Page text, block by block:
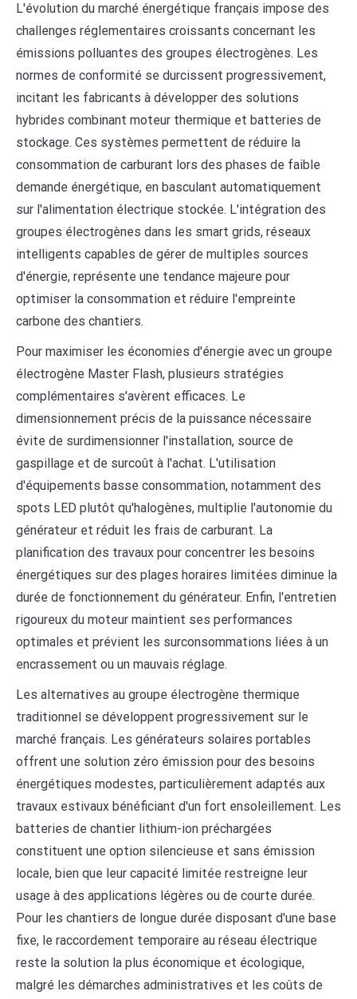
L'évolution du marché énergétique français impose des
challenges réglementaires croissants concernant les
émissions polluantes des groupes électrogènes. Les
normes de conformité se durcissent progressivement,
incitant les fabricants à développer des solutions
hybrides combinant moteur thermique et batteries de
stockage. Ces systèmes permettent de réduire la
consommation de carburant lors des phases de faible
demande énergétique, en basculant automatiquement
sur l'alimentation électrique stockée. L'intégration des
groupes électrogènes dans les smart grids, réseaux
intelligents capables de gérer de multiples sources
d'énergie, représente une tendance majeure pour
optimiser la consommation et réduire l'empreinte
carbone des chantiers.
Pour maximiser les économies d'énergie avec un groupe
électrogène Master Flash, plusieurs stratégies
complémentaires s'avèrent efficaces. Le
dimensionnement précis de la puissance nécessaire
évite de surdimensionner l'installation, source de
gaspillage et de surcoût à l'achat. L'utilisation
d'équipements basse consommation, notamment des
spots LED plutôt qu'halogènes, multiplie l'autonomie du
générateur et réduit les frais de carburant. La
planification des travaux pour concentrer les besoins
énergétiques sur des plages horaires limitées diminue la
durée de fonctionnement du générateur. Enfin, l'entretien
rigoureux du moteur maintient ses performances
optimales et prévient les surconsommations liées à un
encrassement ou un mauvais réglage.
Les alternatives au groupe électrogène thermique
traditionnel se développent progressivement sur le
marché français. Les générateurs solaires portables
offrent une solution zéro émission pour des besoins
énergétiques modestes, particulièrement adaptés aux
travaux estivaux bénéficiant d'un fort ensoleillement. Les
batteries de chantier lithium-ion préchargées
constituent une option silencieuse et sans émission
locale, bien que leur capacité limitée restreigne leur
usage à des applications légères ou de courte durée.
Pour les chantiers de longue durée disposant d'une base
fixe, le raccordement temporaire au réseau électrique
reste la solution la plus économique et écologique,
malgré les démarches administratives et les coûts de